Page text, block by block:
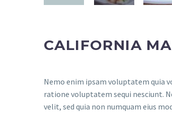
CALIFORNIA
Nemo enim ipsam voluptatem quia
ratione voluptatem sequi nesciunt.
velit, sed quia non numquam eius